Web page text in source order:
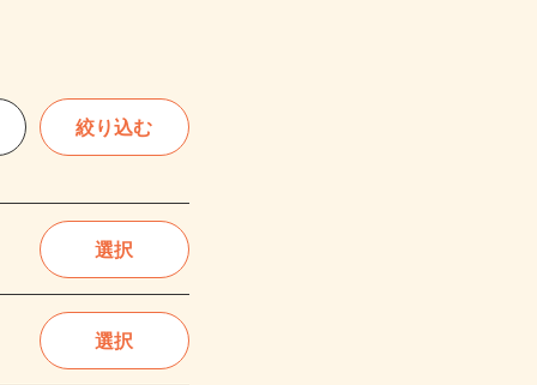
絞り込む
選択
選択